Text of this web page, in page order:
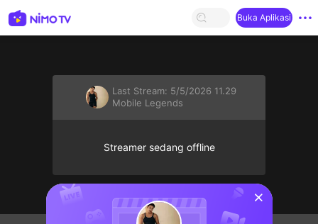
Buka Aplikasi
Last Stream: 5/5/2026 11.29
Mobile Legends
Streamer sedang offline
sentinelStart